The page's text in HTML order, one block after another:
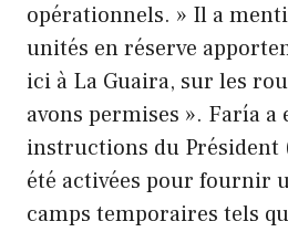
opérationnels. » Il a
unités en réserve
ici à La Guaira, sur les
avons permises ». Faría a
instructions du Président
été activées pour fournir
camps temporaires tels